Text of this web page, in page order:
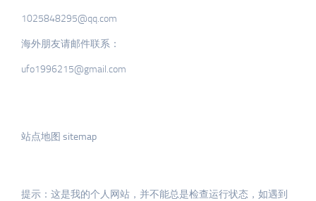
1025848295@qq.com
海外朋友请邮件联系：
ufo1996215@gmail.com
站点地图 sitemap
提示：这是我的个人网站，并不能总是检查运行状态，如遇到